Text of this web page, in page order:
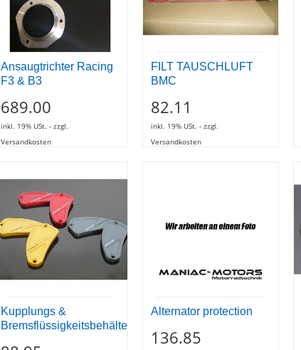
Ansaugtrichter Racing
F3 & B3
689.00
inkl. 19% USt. - zzgl.
Versandkosten
FILT TAUSCHLUFT
BMC
82.11
inkl. 19% USt. - zzgl.
Versandkosten
Kupplungs &
Bremsflüssigkeitsbehälte
Alternator protection
136.85